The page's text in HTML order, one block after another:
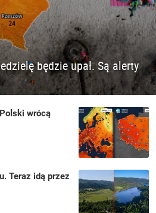
będzie upał. Są alerty
wrócą
Teraz idą przez